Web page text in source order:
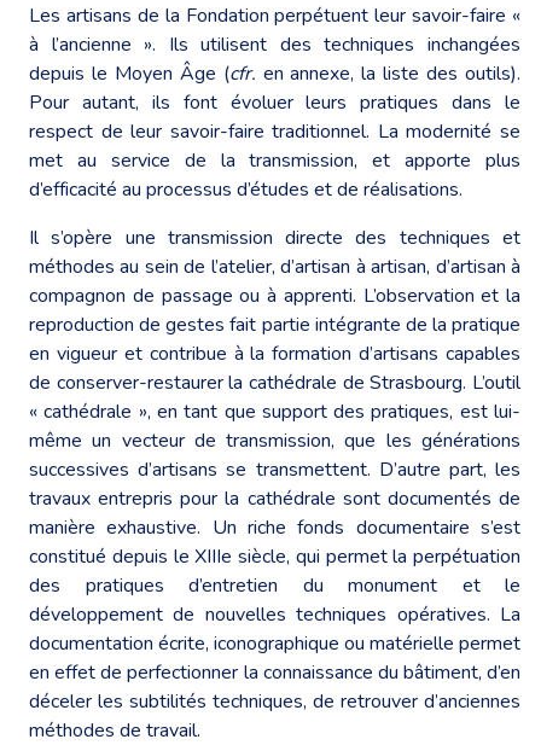
Les artisans de la Fondation perpétuent leur savoir-faire «
à l’ancienne ». Ils utilisent des techniques inchangées
depuis le Moyen Âge (cfr. en annexe, la liste des outils).
Pour autant, ils font évoluer leurs pratiques dans le
respect de leur savoir-faire traditionnel. La modernité se
met au service de la transmission, et apporte plus
d’efficacité au processus d’études et de réalisations.
Il s’opère une transmission directe des techniques et
méthodes au sein de l’atelier, d’artisan à artisan, d’artisan à
compagnon de passage ou à apprenti. L’observation et la
reproduction de gestes fait partie intégrante de la pratique
en vigueur et contribue à la formation d’artisans capables
de conserver-restaurer la cathédrale de Strasbourg. L’outil
« cathédrale », en tant que support des pratiques, est lui-
même un vecteur de transmission, que les générations
successives d’artisans se transmettent. D’autre part, les
travaux entrepris pour la cathédrale sont documentés de
manière exhaustive. Un riche fonds documentaire s’est
constitué depuis le XIIIe siècle, qui permet la perpétuation
des pratiques d’entretien du monument et le
développement de nouvelles techniques opératives. La
documentation écrite, iconographique ou matérielle permet
en effet de perfectionner la connaissance du bâtiment, d’en
déceler les subtilités techniques, de retrouver d’anciennes
méthodes de travail.